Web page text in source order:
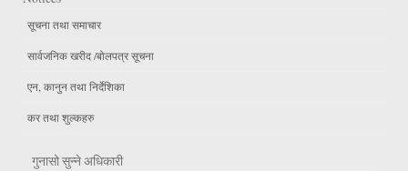
सूचना तथा समाचार
सार्वजनिक खरीद /बोलपत्र सूचना
एन, कानुन तथा निर्देशिका
कर तथा शुल्कहरु
गुनासो सुन्ने अधिकारी